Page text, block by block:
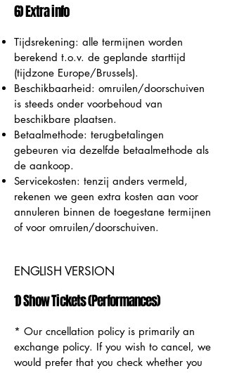
6) Extra info
Tijdsrekening: alle termijnen worden
berekend t.o.v. de geplande starttijd
(tijdzone Europe/Brussels).
Beschikbaarheid: omruilen/doorschuiven
is steeds onder voorbehoud van
beschikbare plaatsen.
Betaalmethode: terugbetalingen
gebeuren via dezelfde betaalmethode als
de aankoop.
Servicekosten: tenzij anders vermeld,
rekenen we geen extra kosten aan voor
annuleren binnen de toegestane termijnen
of voor omruilen/doorschuiven.
ENGLISH VERSION
1) Show Tickets (Performances)
​* Our cncellation policy is primarily an
exchange policy. If you wish to cancel, we
would prefer that you check whether you